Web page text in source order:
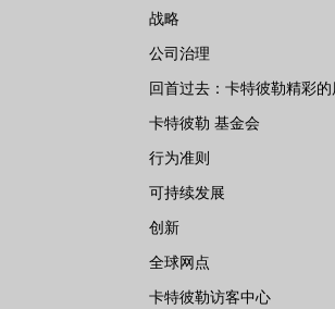
战略
公司治理
回首过去：卡特彼勒精彩
卡特彼勒 基金会
行为准则
可持续发展
创新
全球网点
卡特彼勒访客中心